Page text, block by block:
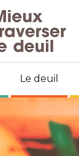
Le deuil